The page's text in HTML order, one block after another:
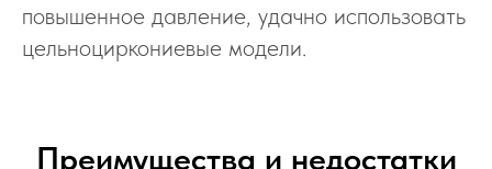
повышенное давление, удачно использовать
цельноциркониевые модели.
Преимущества и недостатки